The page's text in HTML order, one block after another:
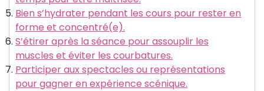
Bien s’hydrater pendant les cours pour rester en
forme et concentré(e).
S’étirer après la séance pour assouplir les
muscles et éviter les courbatures.
Participer aux spectacles ou représentations
pour gagner en expérience scénique.